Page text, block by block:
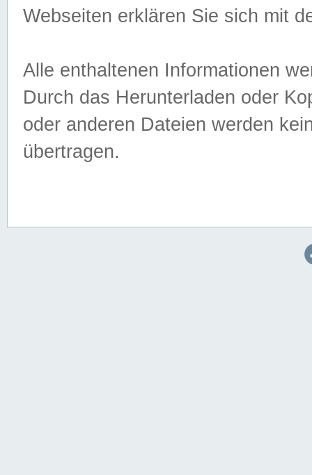
Webseiten erklären Sie sich mit
Alle enthaltenen Informationen
Durch das Herunterladen oder
oder anderen Dateien werden
übertragen.